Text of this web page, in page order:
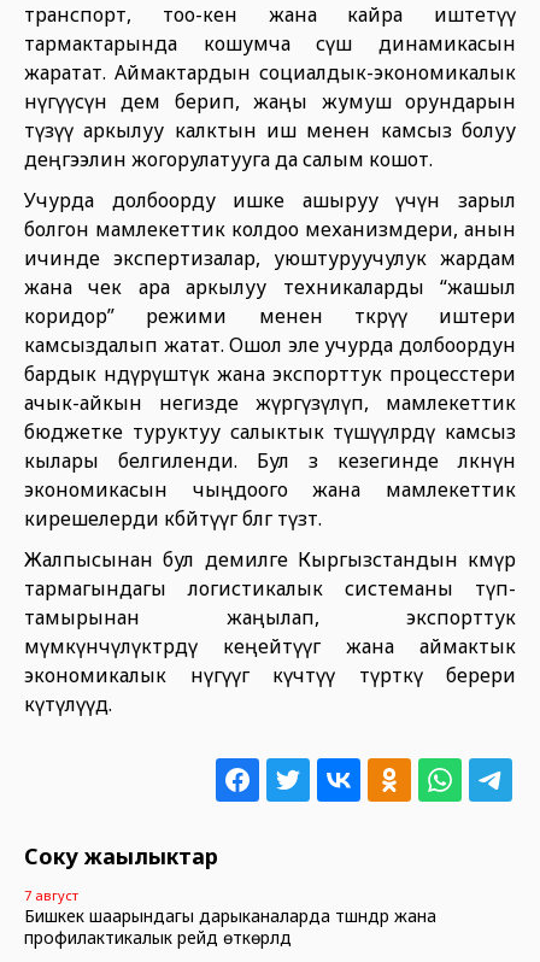
транспорт, тоо-кен жана кайра иштетүү
тармактарында кошумча өсүш динамикасын
жаратат. Аймактардын социалдык-экономикалык
өнүгүүсүнө дем берип, жаңы жумуш орундарын
түзүү аркылуу калктын иш менен камсыз болуу
деңгээлин жогорулатууга да салым кошот.
Учурда долбоорду ишке ашыруу үчүн зарыл
болгон мамлекеттик колдоо механизмдери, анын
ичинде экспертизалар, уюштуруучулук жардам
жана чек ара аркылуу техникаларды “жашыл
коридор” режими менен өткөрүү иштери
камсыздалып жатат. Ошол эле учурда долбоордун
бардык өндүрүштүк жана экспорттук процесстери
ачык-айкын негизде жүргүзүлүп, мамлекеттик
бюджетке туруктуу салыктык түшүүлөрдү камсыз
кылары белгиленди. Бул өз кезегинде өлкөнүн
экономикасын чыңдоого жана мамлекеттик
кирешелерди көбөйтүүгө өбөлгө түзөт.
Жалпысынан бул демилге Кыргызстандын көмүр
тармагындагы логистикалык системаны түп-
тамырынан жаңылап, экспорттук
мүмкүнчүлүктөрдү кеңейтүүгө жана аймактык
экономикалык өнүгүүгө күчтүү түрткү берери
күтүлүүдө.
Соңку жаңылыктар
7 август
Бишкек шаарындагы дарыканаларда түшүндүрүү жана
профилактикалык рейд өткөрүлдү